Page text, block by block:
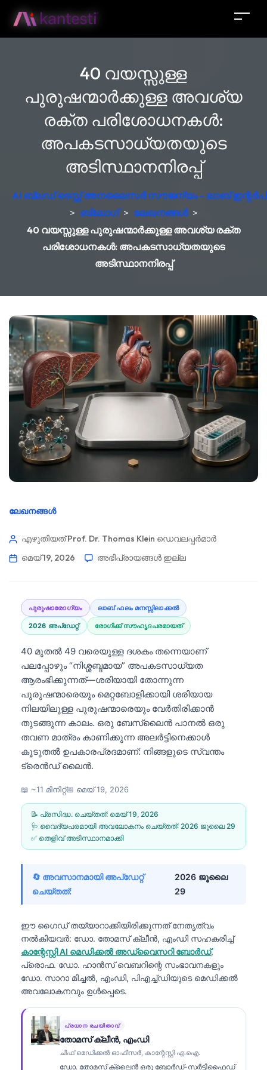
40 വയസ്സുള്ള
പുരുഷന്മാർക്കുള്ള അവശ്യ
രക്ത പരിശോധനകൾ:
അപകടസാധ്യതയുടെ
അടിസ്ഥാനനിരപ്പ്
AI ബ്ലഡ് ടെസ്റ്റ് അനലൈസർ സൗജന്യം - ലാബ്
> ബ്ലോഗ് > ലേഖനങ്ങൾ >
40 വയസ്സുള്ള പുരുഷന്മാർക്കുള്ള അവശ്യ രക്ത
പരിശോധനകൾ: അപകടസാധ്യതയുടെ
അടിസ്ഥാനനിരപ്പ്
ലേഖനങ്ങൾ
എഴുതിയത് Prof. Dr. Thomas Klein ഡെവലപ്പർമാർ
മെയ്‌ 19, 2026
അഭിപ്രായങ്ങൾ ഇല്ല
പുരുഷാരോഗ്യം ലാബ് ഫലം മനസ്സിലാക്കൽ
2026 അപ്‌ഡേറ്റ് രോഗിക്ക് സൗഹൃദപരമായത്
40 മുതൽ 49 വരെയുള്ള ദശകം തന്നെയാണ്
പലപ്പോഴും “നിശ്ശബ്ദമായ” അപകടസാധ്യത
ആരംഭിക്കുന്നത്—ശരിയായി തോന്നുന്ന
പുരുഷന്മാരെയും മെറ്റബോളിക്കായി ശരിയായ
നിലയിലുള്ള പുരുഷന്മാരെയും വേർതിരിക്കാൻ
തുടങ്ങുന്ന കാലം. ഒരു ബേസ്ലൈൻ പാനൽ ഒരു
തവണ മാത്രം കാണിക്കുന്ന അലർട്ടിനെക്കാൾ
കൂടുതൽ ഉപകാരപ്രദമാണ്: നിങ്ങളുടെ സ്വന്തം
ട്രെൻഡ് ലൈൻ.
📖 ~11 മിനിറ്റ്📅 മെയ്‌ 19, 2026
📝 പ്രസിദ്ധ. ചെയ്തത്: മെയ്‌ 19, 2026
🩺 വൈദ്യപരമായി അവലോകനം ചെയ്തത്: 2026 ജൂലൈ 29
✅ തെളിവ് അടിസ്ഥാനമാക്കി
🔄 അവസാനമായി അപ്ഡേറ്റ്
ചെയ്തത്:
2026 ജൂലൈ
29
ഈ ഗൈഡ് തയ്യാറാക്കിയിരിക്കുന്നത് നേതൃത്വം
നൽകിയവർ: ഡോ. തോമസ് ക്ലീൻ, എംഡി സഹകരിച്ച്
കാന്റേസ്റ്റി AI മെഡിക്കൽ അഡ്വൈസറി ബോർഡ്,
പ്രൊഫ. ഡോ. ഹാൻസ് വെബറിന്റെ സംഭാവനകളും
ഡോ. സാറാ മിച്ചൽ, എംഡി, പിഎച്ച്ഡിയുടെ മെഡിക്കൽ
അവലോകനവും ഉൾപ്പെടെ.
പ്രധാന രചയിതാവ്
തോമസ് ക്ലീൻ, എംഡി
ചീഫ് മെഡിക്കൽ ഓഫീസർ, കാന്റേസ്റ്റി എ.ഐ.
ഡോ. തോമസ് ക്ലൈൻ ഒരു ബോർഡ്-സർട്ടിഫൈഡ്